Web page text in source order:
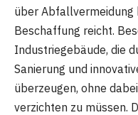
über Abfallvermeidung
Beschaffung reicht.
Industriegebäude, die
Sanierung und
überzeugen, ohne
verzichten zu müssen.